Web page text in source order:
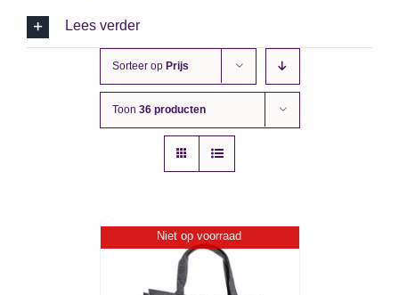
Lees verder
Sorteer op Prijs
Toon 36 producten
Niet op voorraad